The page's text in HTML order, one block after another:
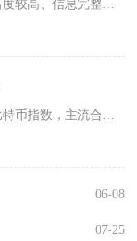
06-08
07-25